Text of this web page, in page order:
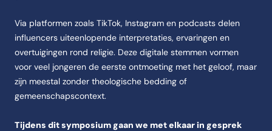
Via platformen zoals TikTok, Instagram en podcasts delen
influencers uiteenlopende interpretaties, ervaringen en
overtuigingen rond religie. Deze digitale stemmen vormen
voor veel jongeren de eerste ontmoeting met het geloof, maar
zijn meestal zonder theologische bedding of
gemeenschapscontext.
Tijdens dit symposium gaan we met elkaar in gesprek